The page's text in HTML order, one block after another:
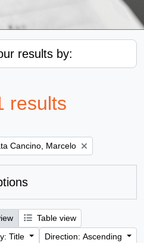
results by:
results
filter:
Cancino, Marcelo
Table view
Title
Direction: Ascending